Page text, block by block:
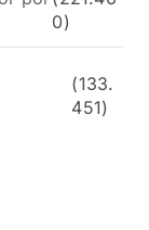
0)
(133.
451)